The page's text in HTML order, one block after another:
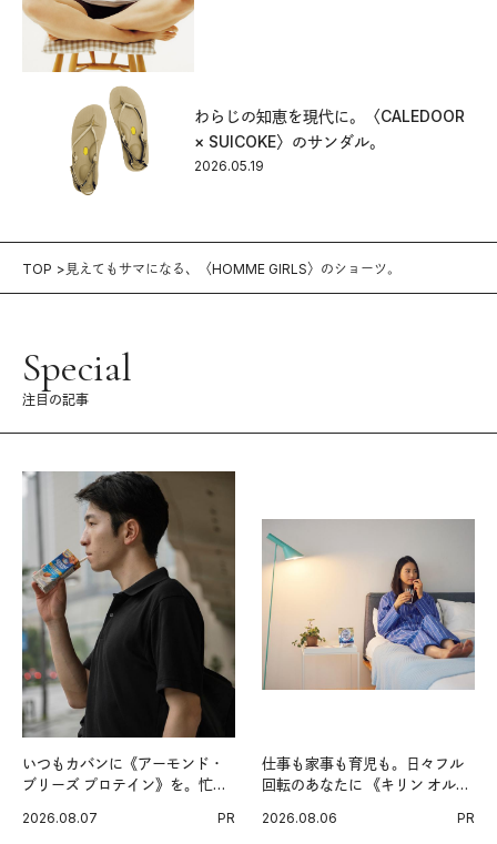
わらじの知恵を現代に。〈CALEDOOR
× SUICOKE〉のサンダル。
2026.05.19
TOP 見えてもサマになる、〈HOMME GIRLS〉のショーツ。
Special
注目の記事
いつもカバンに《アーモンド・
ブリーズ プロテイン》を。忙し
グ習慣。
2026.08.07 PR
仕事も家事も育児も。日々フル
回転のあなたに 《キリン オルニ
2026.08.06 PR